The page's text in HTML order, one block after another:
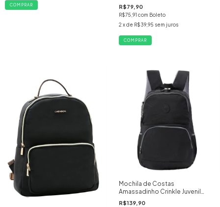
R$79,90
R$75,91 com Boleto
2 x de R$39,95 sem juros
Mochila de Costas
Amassadinho Crinkle Juvenil
Adolescente - SKEET
R$139,90